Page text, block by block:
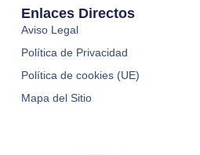
Enlaces Directos
Aviso Legal
Política de Privacidad
Política de cookies (UE)
Mapa del Sitio